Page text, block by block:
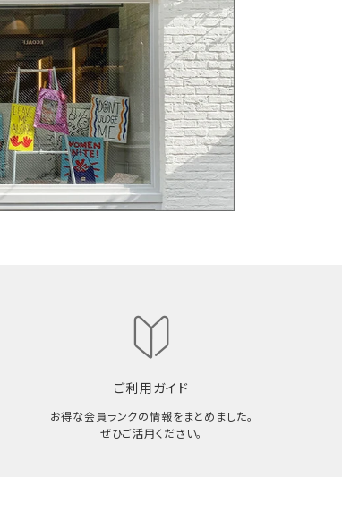
ご利用ガイド
お得な会員ランクの情報をまとめました。
ぜひご活用ください。